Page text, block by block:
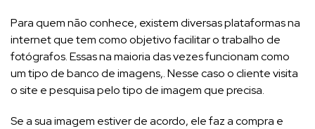
Para quem não conhece, existem diversas plataformas na
internet que tem como objetivo facilitar o trabalho de
fotógrafos. Essas na maioria das vezes funcionam como
um tipo de banco de imagens,. Nesse caso o cliente visita
o site e pesquisa pelo tipo de imagem que precisa.
Se a sua imagem estiver de acordo, ele faz a compra e